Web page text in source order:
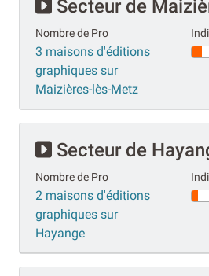
Secteur de
Nombre de Pro
3 maisons d'éditions
graphiques sur
Maizières-lès-Metz
Secteur de
Nombre de Pro
2 maisons d'éditions
graphiques sur
Hayange